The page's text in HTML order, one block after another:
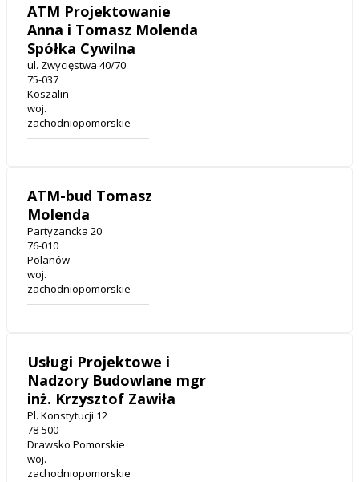
ATM Projektowanie
Anna i Tomasz Molenda
Spółka Cywilna
ul. Zwycięstwa 40/70
75-037
Koszalin
woj.
zachodniopomorskie
ATM-bud Tomasz
Molenda
Partyzancka 20
76-010
Polanów
woj.
zachodniopomorskie
Usługi Projektowe i
Nadzory Budowlane mgr
inż. Krzysztof Zawiła
Pl. Konstytucji 12
78-500
Drawsko Pomorskie
woj.
zachodniopomorskie